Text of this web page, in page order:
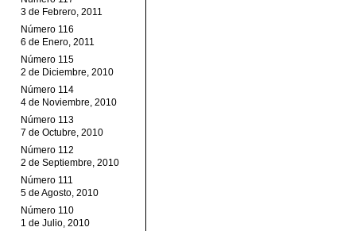
3 de Febrero, 2011
Número 116
6 de Enero, 2011
Número 115
2 de Diciembre, 2010
Número 114
4 de Noviembre, 2010
Número 113
7 de Octubre, 2010
Número 112
2 de Septiembre, 2010
Número 111
5 de Agosto, 2010
Número 110
1 de Julio, 2010